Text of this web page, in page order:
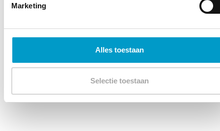
Marketing
Alles toestaan
Selectie toestaan
– Karlas Sulga